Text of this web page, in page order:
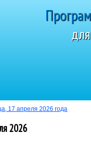
17 апреля 2026 года
2026